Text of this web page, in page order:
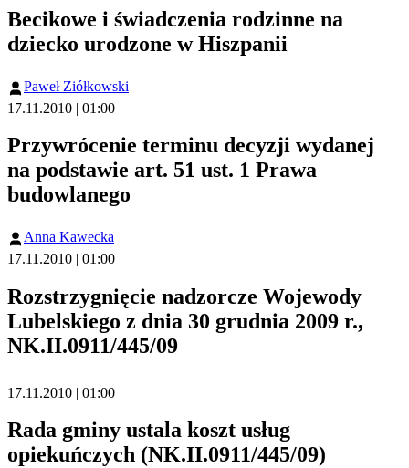
Becikowe i świadczenia rodzinne na
dziecko urodzone w Hiszpanii
Paweł Ziółkowski
17.11.2010 | 01:00
Przywrócenie terminu decyzji wydanej
na podstawie art. 51 ust. 1 Prawa
budowlanego
Anna Kawecka
17.11.2010 | 01:00
Rozstrzygnięcie nadzorcze Wojewody
Lubelskiego z dnia 30 grudnia 2009 r.,
NK.II.0911/445/09
17.11.2010 | 01:00
Rada gminy ustala koszt usług
opiekuńczych (NK.II.0911/445/09)